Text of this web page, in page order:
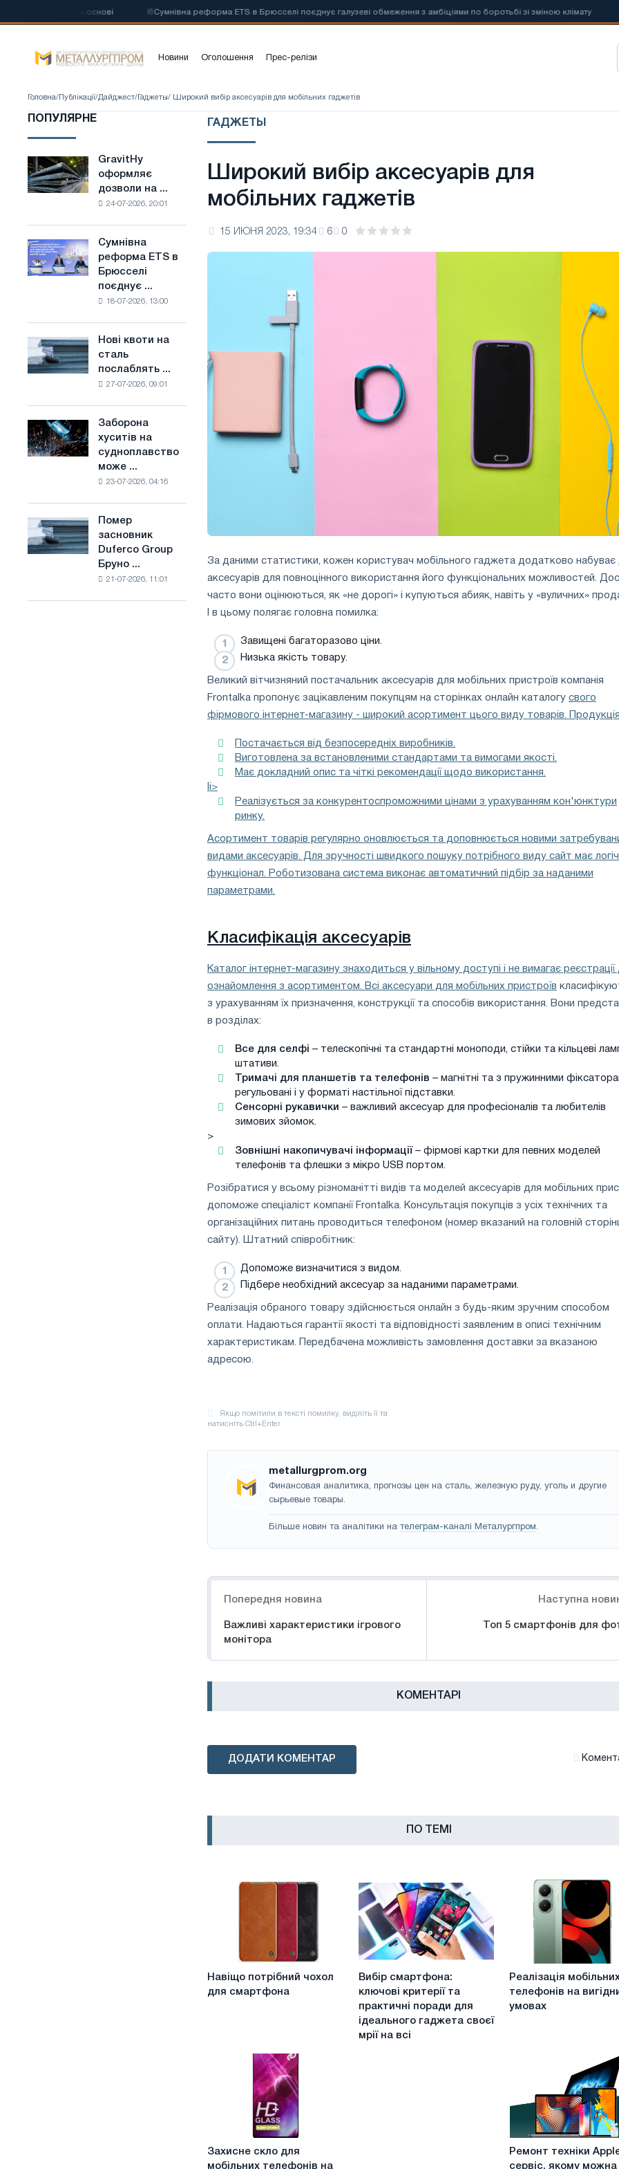
сталі на основі Сумнівна реформа ETS в Брюсселі поєднує галузеві обмеження з амбіціями по боротьбі зі зміною клімату
Новини Оголошення Прес-релізи
Головна/ Публікації/Дайджест/ Гаджеты/ Широкий вибір аксесуарів для мобільних гаджетів
ПОПУЛЯРНЕ
GravitHy
оформляє
дозволи
з
виробництва
низьковуглецевої
основі
водню
Франції
GravitHy
оформляє
дозволи на ...
24-07-2026, 20:01
Сумнівна
реформа
ETS
обмеження
з
боротьбі
зі
зміною
клімату
Сумнівна
реформа ETS в
Брюсселі
поєднує ...
18-07-2026, 13:00
Нові
квоти
на
в
Сполученому
Нові квоти на
сталь
послаблять ...
27-07-2026, 09:01
Заборона
хуситів
на
судноплавство
Саудівської
сталі
Заборона
хуситів на
судноплавство
може ...
23-07-2026, 04:16
Помер
засновник
Duferco
Помер
засновник
Duferco Group
Бруно ...
21-07-2026, 11:01
ГАДЖЕТЫ
Широкий вибір аксесуарів для
мобільних гаджетів
15 ИЮНЯ 2023, 19:34 6 0
За даними статистики, кожен користувач мобільного гаджета додатково набуває
аксесуарів для повноцінного використання його функціональних можливостей.
часто вони оцінюються, як «не дорогі» і купуються абияк, навіть у «вуличних»
І в цьому полягає головна помилка:
Завищені багаторазово ціни.
Низька якість товару.
Великий вітчизняний постачальник аксесуарів для мобільних пристроїв компанія
Frontalka пропонує зацікавленим покупцям на сторінках онлайн каталогу свого
фірмового інтернет-магазину - широкий асортимент цього виду товарів.
Постачається від безпосередніх виробників.
Виготовлена ​​за встановленими стандартами та вимогами якості.
Має докладний опис та чіткі рекомендації щодо використання.
li>
Реалізується за конкурентоспроможними цінами з урахуванням кон'юнктури
ринку.
Асортимент товарів регулярно оновлюється та доповнюється новими
видами аксесуарів. Для зручності швидкого пошуку потрібного виду сайт має
функціонал. Роботизована система виконає автоматичний підбір за наданими
параметрами.
Класифікація аксесуарів
Каталог інтернет-магазину знаходиться у вільному доступі і не вимагає реєстрації
ознайомлення з асортиментом. Всі аксесуари для мобільних пристроїв
з урахуванням їх призначення, конструкції та способів використання. Вони
в розділах:
Все для селфі – телескопічні та стандартні моноподи, стійки та кільцеві
штативи.
Тримачі для планшетів та телефонів – магнітні та з пружинними
регульовані і у форматі настільної підставки.
Сенсорні рукавички – важливий аксесуар для професіоналів та любителів
зимових зйомок.
>
Зовнішні накопичувачі інформації – фірмові картки для певних моделей
телефонів та флешки з мікро USB портом.
Розібратися у всьому різноманітті видів та моделей аксесуарів для мобільних
допоможе спеціаліст компанії Frontalka. Консультація покупців з усіх технічних та
організаційних питань проводиться телефоном (номер вказаний на головній
сайту). Штатний співробітник:
Допоможе визначитися з видом.
Підбере необхідний аксесуар за наданими параметрами.
Реалізація обраного товару здійснюється онлайн з будь-яким зручним способом
оплати. Надаються гарантії якості та відповідності заявленим в описі технічним
характеристикам. Передбачена можливість замовлення доставки за вказаною
адресою.
metallurgprom.org
Финансовая аналитика, прогнозы цен на сталь, железную руду, уголь и другие
сырьевые товары.
Більше новин та аналітики на телеграм-каналі Металургпром.
Попередня новина
Важливі характеристики ігрового
монітора
Наступна
Топ 5 смартфонів для
КОМЕНТАРІ
ДОДАТИ КОМЕНТАР
ПО ТЕМІ
Навіщо
потрібний
чохол
Навіщо потрібний чохол
для смартфона
Вибір
смартфона:
критерії
та
практичні
Вибір смартфона:
ключові критерії та
практичні поради для
ідеального гаджета своєї
мрії на всі
Реалізація
мобільних
телефонів
на
Реалізація
телефонів на
умовах
Захисне
скло
Захисне скло для
мобільних телефонів на
Ремонт
техніки
Ремонт техніки
сервіс, якому можна